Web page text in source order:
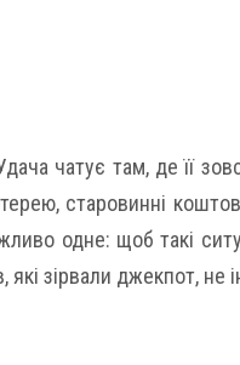
чатує там, де її
старовинні
одне: щоб такі
які зірвали джекпот, не